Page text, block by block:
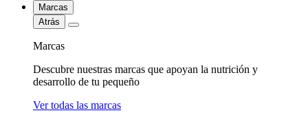
Marcas
Atrás
Marcas
Descubre nuestras marcas que apoyan la nutrición y
desarrollo de tu pequeño
Ver todas las marcas